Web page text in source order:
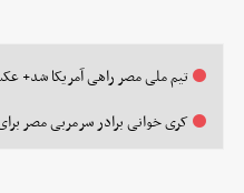
تیم ملی مصر راهی آمریکا شد+
کری خوانی برادر سرمربی مصر